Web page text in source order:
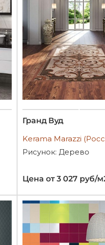
Гранд Вуд
Kerama Marazzi
Рисунок: Дерево
Цена от 3 027 руб/